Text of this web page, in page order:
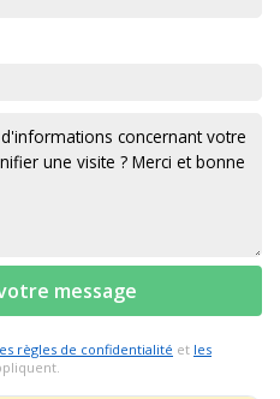
message
règles de confidentialité et les